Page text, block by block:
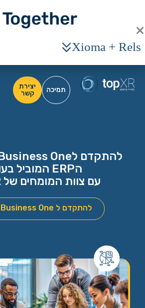
תמיכה
יצירת
קשר
הERP המוביל בעולם
עם צוות המומחים של TopXR
להתקדם ל Sap Business One
Xioma + Rels